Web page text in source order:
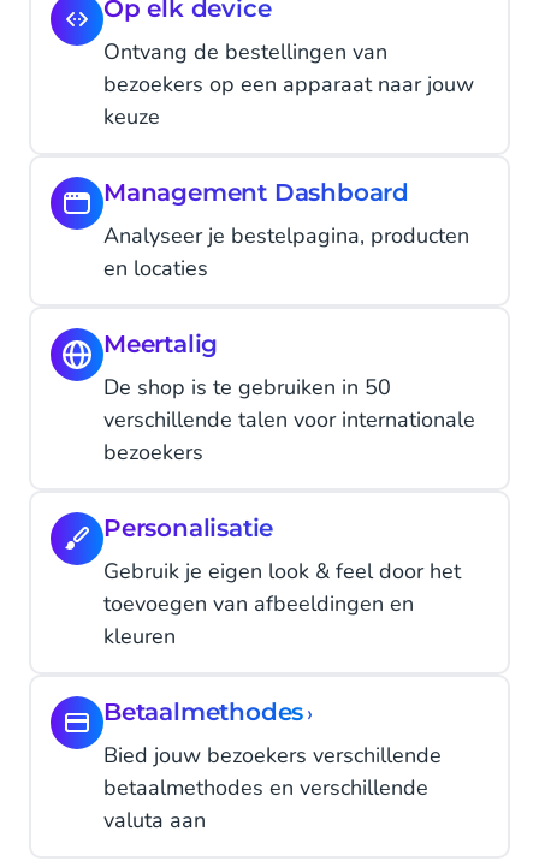
Op elk device
Ontvang de bestellingen van
bezoekers op een apparaat naar jouw
keuze
Management Dashboard
Analyseer je bestelpagina, producten
en locaties
Meertalig
De shop is te gebruiken in 50
verschillende talen voor internationale
bezoekers
Personalisatie
Gebruik je eigen look & feel door het
toevoegen van afbeeldingen en
kleuren
Betaalmethodes›
Bied jouw bezoekers verschillende
betaalmethodes en verschillende
valuta aan